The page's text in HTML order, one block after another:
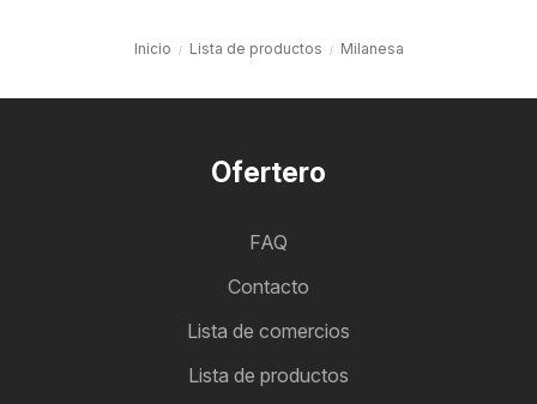
Inicio Lista de productos Milanesa
Ofertero
FAQ
Contacto
Lista de comercios
Lista de productos